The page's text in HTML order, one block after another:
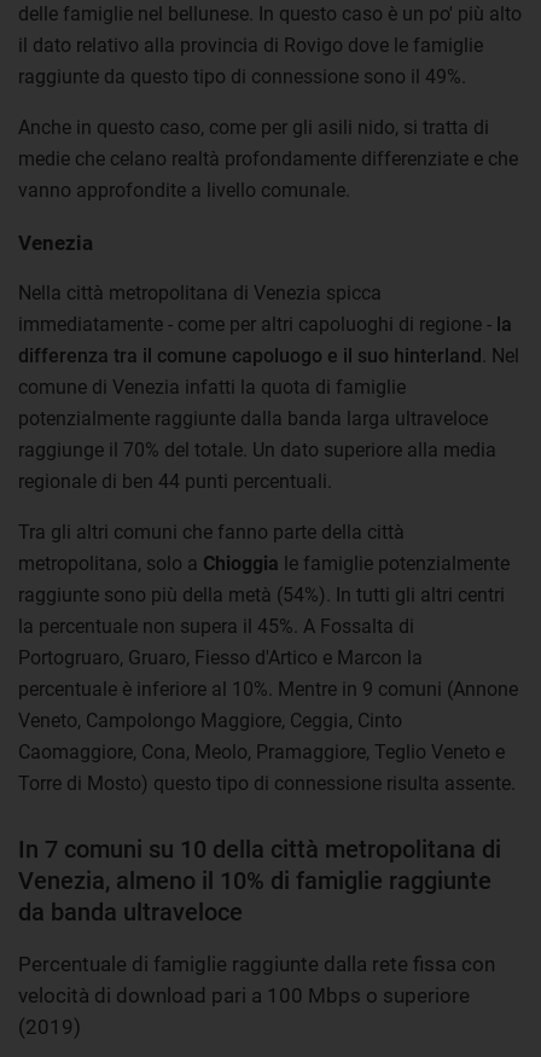
delle famiglie nel bellunese. In questo caso è un po' più alto
il dato relativo alla provincia di Rovigo dove le famiglie
raggiunte da questo tipo di connessione sono il 49%.
Anche in questo caso, come per gli asili nido, si tratta di
medie che celano realtà profondamente differenziate e che
vanno approfondite a livello comunale.
Venezia
Nella città metropolitana di Venezia spicca
immediatamente - come per altri capoluoghi di regione - la
differenza tra il comune capoluogo e il suo hinterland . Nel
comune di Venezia infatti la quota di famiglie
potenzialmente raggiunte dalla banda larga ultraveloce
raggiunge il 70% del totale. Un dato superiore alla media
regionale di ben 44 punti percentuali.
Tra gli altri comuni che fanno parte della città
metropolitana, solo a Chioggia le famiglie potenzialmente
raggiunte sono più della metà (54%). In tutti gli altri centri
la percentuale non supera il 45%. A Fossalta di
Portogruaro, Gruaro, Fiesso d'Artico e Marcon la
percentuale è inferiore al 10%. Mentre in 9 comuni (Annone
Veneto, Campolongo Maggiore, Ceggia, Cinto
Caomaggiore, Cona, Meolo, Pramaggiore, Teglio Veneto e
Torre di Mosto) questo tipo di connessione risulta assente.
In 7 comuni su 10 della città metropolitana di
Venezia, almeno il 10% di famiglie raggiunte
da banda ultraveloce
Percentuale di famiglie raggiunte dalla rete fissa con
velocità di download pari a 100 Mbps o superiore
(2019)